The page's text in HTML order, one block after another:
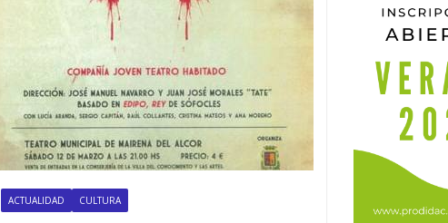
ACTUALIDAD CULTURA